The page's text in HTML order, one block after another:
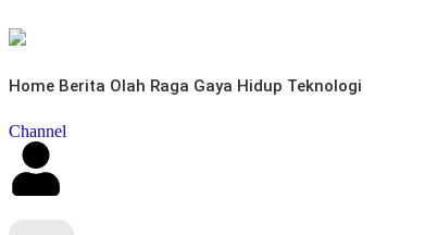
Home Berita Olah Raga Gaya Hidup Teknologi
Channel